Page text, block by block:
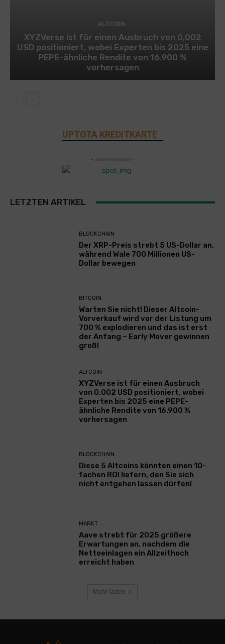
ALTCOIN
XYZVerse ist für einen Ausbruch von 0,002
USD positioniert, wobei Experten bis 2025 eine
PEPE-ähnliche Rendite von 16.900 %
vorhersagen
UPTOTA KREDITKARTE
- Advertisement -
LETZTEN ARTIKEL
BLOCKCHAIN
Der XRP-Preis strebt 5 US-Dollar an,
während Wale 700 Millionen US-
Dollar bewegen
BITCOIN
Warten Sie nicht! Dieser Altcoin-
Vorverkauf wird vor der Listung um
700 % explodieren und das ist erst
der Anfang – Early Mover gewinnen
groß!
ALTCOIN
XYZVerse ist für einen Ausbruch
von 0,002 USD positioniert, wobei
Experten bis 2025 eine PEPE-
ähnliche Rendite von 16.900 %
vorhersagen
BLOCKCHAIN
Diese 5 Altcoins könnten einen 10-
fachen ROI liefern, den Sie sich
nicht entgehen lassen dürfen!
MARKT
Aave strebt für 2025 größere
Erwartungen an, nachdem die
Nettoeinlagen ein Allzeithoch
erreicht haben
Mehr laden